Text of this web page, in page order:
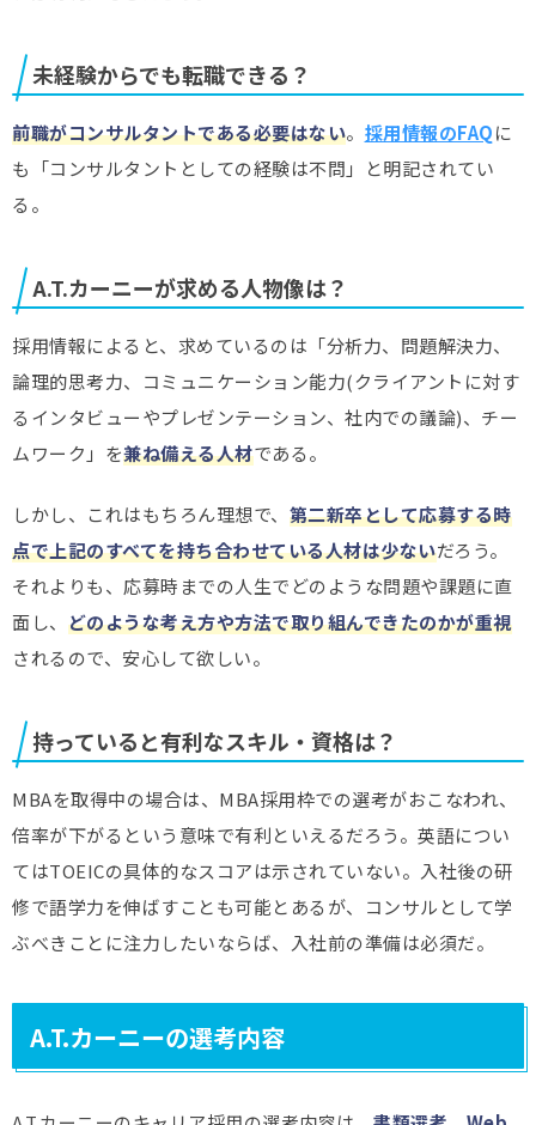
未経験からでも転職できる？
前職がコンサルタントである必要はない。 採用情報のFAQに
も「コンサルタントとしての経験は不問」と明記されてい
る。
A.T.カーニーが求める人物像は？
採用情報によると、求めているのは「分析力、問題解決力、
論理的思考力、コミュニケーション能力(クライアントに対す
るインタビューやプレゼンテーション、社内での議論)、チー
ムワーク」を兼ね備える人材である。
しかし、これはもちろん理想で、 第二新卒として応募する時
点で上記のすべてを持ち合わせている人材は少ないだろう。
それよりも、応募時までの人生でどのような問題や課題に直
面し、 どのような考え方や方法で取り組んできたのかが重視
されるので、安心して欲しい。
持っていると有利なスキル・資格は？
MBAを取得中の場合は、MBA採用枠での選考がおこなわれ、
倍率が下がるという意味で有利といえるだろう。英語につい
てはTOEICの具体的なスコアは示されていない。入社後の研
修で語学力を伸ばすことも可能とあるが、コンサルとして学
ぶべきことに注力したいならば、入社前の準備は必須だ。
A.T.カーニーの選考内容